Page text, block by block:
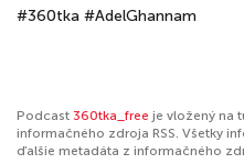
#360tka #AdelGhannam
Podcast 360tka_free je vložený na
informačného zdroja RSS. Všetky
ďalšie metadáta z informačného